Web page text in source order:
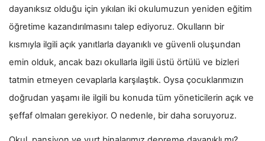
dayanıksız olduğu için yıkılan iki okulumuzun yeniden eğitim
öğretime kazandırılmasını talep ediyoruz. Okulların bir
kısmıyla ilgili açık yanıtlarla dayanıklı ve güvenli oluşundan
emin olduk, ancak bazı okullarla ilgili üstü örtülü ve bizleri
tatmin etmeyen cevaplarla karşılaştık. Oysa çocuklarımızın
doğrudan yaşamı ile ilgili bu konuda tüm yöneticilerin açık ve
şeffaf olmaları gerekiyor. O nedenle, bir daha soruyoruz.